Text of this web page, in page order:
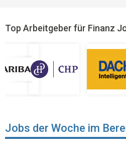
Top Arbeitgeber für Finanz
Jobs der Woche im